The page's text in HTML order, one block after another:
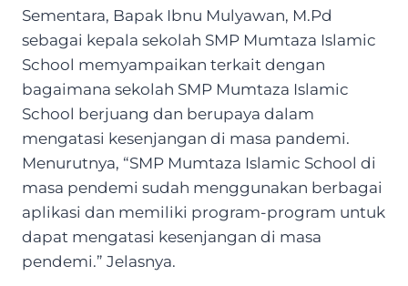
Sementara, Bapak Ibnu Mulyawan, M.Pd
sebagai kepala sekolah SMP Mumtaza Islamic
School memyampaikan terkait dengan
bagaimana sekolah SMP Mumtaza Islamic
School berjuang dan berupaya dalam
mengatasi kesenjangan di masa pandemi.
Menurutnya, “SMP Mumtaza Islamic School di
masa pendemi sudah menggunakan berbagai
aplikasi dan memiliki program-program untuk
dapat mengatasi kesenjangan di masa
pendemi.” Jelasnya.